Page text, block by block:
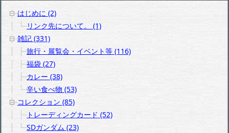
はじめに (2)
リンク先について。 (1)
雑記 (331)
旅行・展覧会・イベント等 (116)
福袋 (27)
カレー (38)
辛い食べ物 (53)
コレクション (85)
トレーディングカード (52)
SDガンダム (23)